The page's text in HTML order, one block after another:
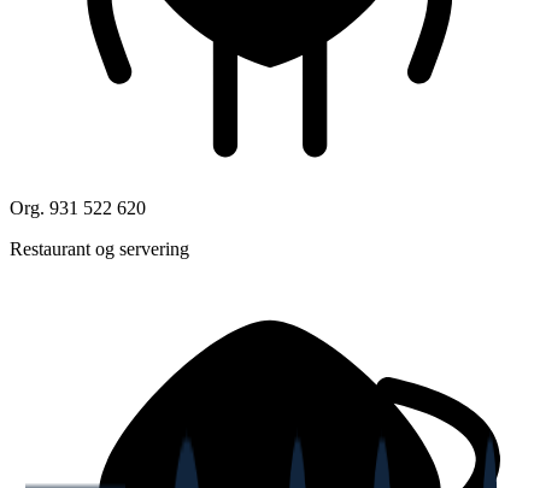
Org. 931 522 620
Restaurant og servering